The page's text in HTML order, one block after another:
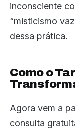
inconsciente
“misticismo
dessa prática.
Como o
Agora vem a
consulta